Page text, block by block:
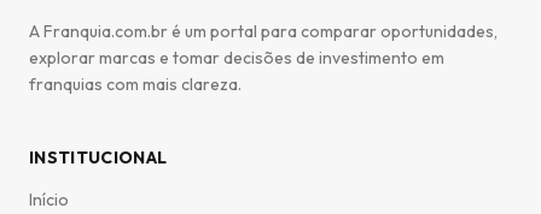
A Franquia.com.br é um portal para comparar oportunidades,
explorar marcas e tomar decisões de investimento em
franquias com mais clareza.
INSTITUCIONAL
Início